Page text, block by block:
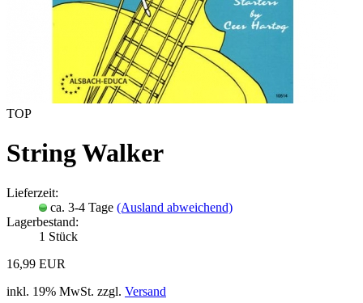
TOP
String Walker
Lieferzeit:
ca. 3-4 Tage (Ausland abweichend)
Lagerbestand:
1 Stück
16,99 EUR
inkl. 19% MwSt. zzgl. Versand